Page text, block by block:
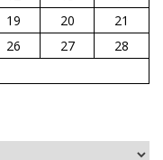
19 20
21
26 27
28